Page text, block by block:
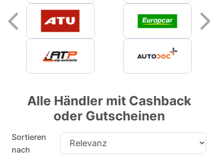
Previous
Alle Händler mit Cashback
oder Gutscheinen
Sortieren
nach